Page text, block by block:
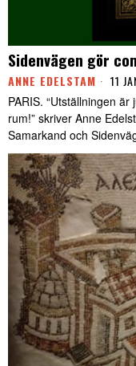
Sidenvägen gör
ANNE EDELSTAM 11
PARIS. “Utställningen
rum!” skriver Anne
Samarkand och